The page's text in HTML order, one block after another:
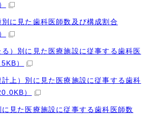
に見た歯科医師数及び構成割合
）別に見た医療施設に従事する歯科医
）
上）別に見た医療施設に従事する歯科
）
見た医療施設に従事する歯科医師数